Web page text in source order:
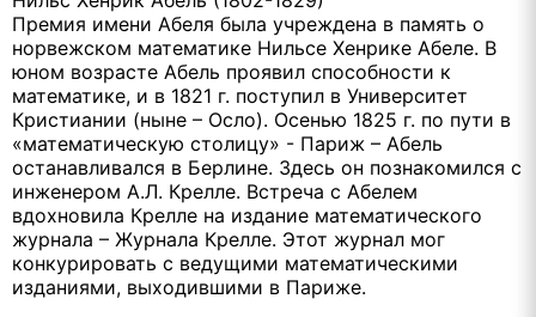
Премия имени Абеля была учреждена в память о
норвежском математике Нильсе Хенрике Абеле. В
юном возрасте Абель проявил способности к
математике, и в 1821 г. поступил в Университет
Кристиании (ныне – Осло). Осенью 1825 г. по пути в
«математическую столицу» - Париж – Абель
останавливался в Берлине. Здесь он познакомился с
инженером А.Л. Крелле. Встреча с Абелем
вдохновила Крелле на издание математического
журнала – Журнала Крелле. Этот журнал мог
конкурировать с ведущими математическими
изданиями, выходившими в Париже.